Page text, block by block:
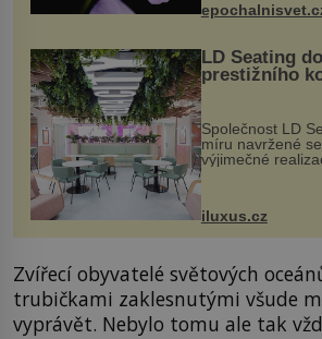
vstupenka...
LD Seating
prestižního
MediaCityUK
Společnost LD
míru navržené
výjimečné
areálu
budov Media...
iluxus.cz
Zvířecí obyvatelé světových
trubičkami zaklesnutými všude
vyprávět. Nebylo tomu ale tak